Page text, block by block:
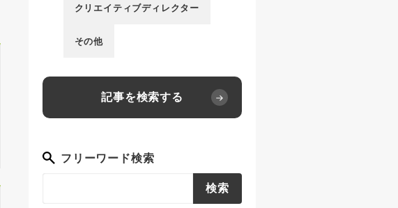
クリエイティブディレクター
その他
記事を検索する
フリーワード検索
検索